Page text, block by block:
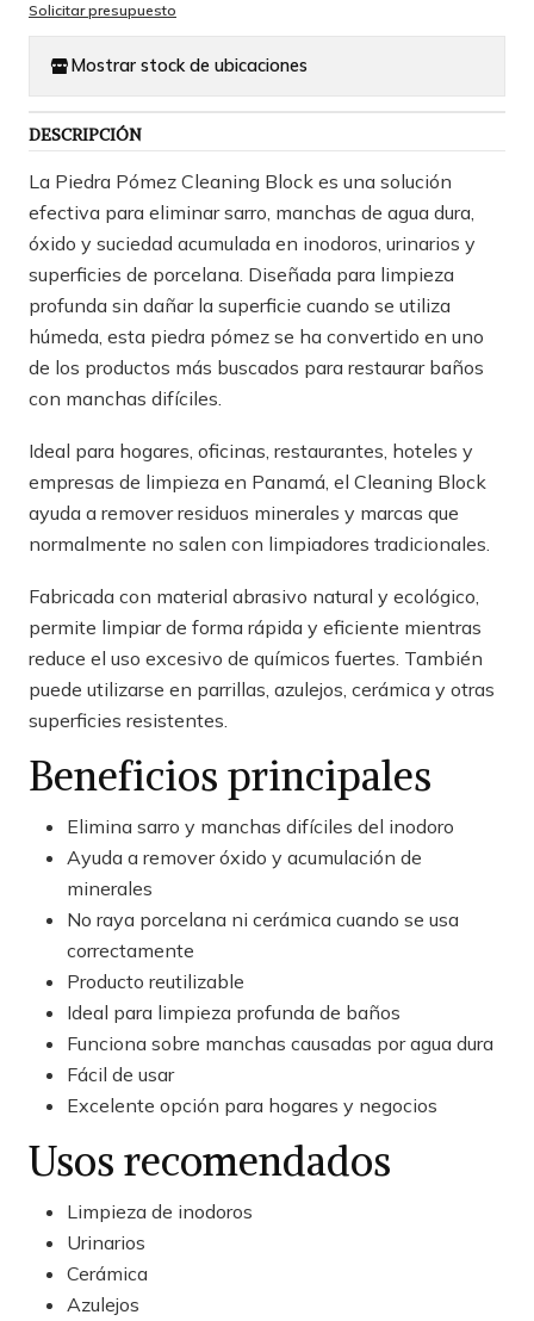
Solicitar presupuesto
Mostrar stock de ubicaciones
DESCRIPCIÓN
La Piedra Pómez Cleaning Block es una solución
efectiva para eliminar sarro, manchas de agua dura,
óxido y suciedad acumulada en inodoros, urinarios y
superficies de porcelana. Diseñada para limpieza
profunda sin dañar la superficie cuando se utiliza
húmeda, esta piedra pómez se ha convertido en uno
de los productos más buscados para restaurar baños
con manchas difíciles.
Ideal para hogares, oficinas, restaurantes, hoteles y
empresas de limpieza en Panamá, el Cleaning Block
ayuda a remover residuos minerales y marcas que
normalmente no salen con limpiadores tradicionales.
Fabricada con material abrasivo natural y ecológico,
permite limpiar de forma rápida y eficiente mientras
reduce el uso excesivo de químicos fuertes. También
puede utilizarse en parrillas, azulejos, cerámica y otras
superficies resistentes.
Beneficios principales
Elimina sarro y manchas difíciles del inodoro
Ayuda a remover óxido y acumulación de
minerales
No raya porcelana ni cerámica cuando se usa
correctamente
Producto reutilizable
Ideal para limpieza profunda de baños
Funciona sobre manchas causadas por agua dura
Fácil de usar
Excelente opción para hogares y negocios
Usos recomendados
Limpieza de inodoros
Urinarios
Cerámica
Azulejos